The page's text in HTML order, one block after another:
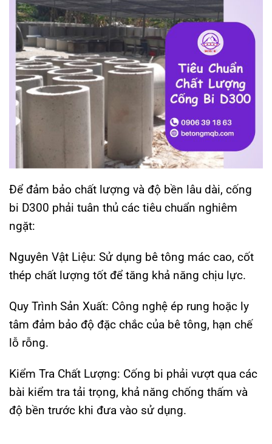
Để đảm bảo chất lượng và độ bền lâu dài, cống
bi D300 phải tuân thủ các tiêu chuẩn nghiêm
ngặt:
Nguyên Vật Liệu: Sử dụng bê tông mác cao, cốt
thép chất lượng tốt để tăng khả năng chịu lực.
Quy Trình Sản Xuất: Công nghệ ép rung hoặc ly
tâm đảm bảo độ đặc chắc của bê tông, hạn chế
lỗ rỗng.
Kiểm Tra Chất Lượng: Cống bi phải vượt qua các
bài kiểm tra tải trọng, khả năng chống thấm và
độ bền trước khi đưa vào sử dụng.